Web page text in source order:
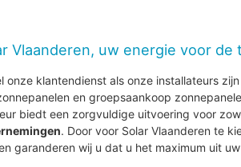
Vlaanderen, uw energie voor de
onze klantendienst als onze installateurs
en groepsaankoop
biedt een zorgvuldige uitvoering voor
. Door voor Solar Vlaanderen te
garanderen wij u dat u het maximum uit